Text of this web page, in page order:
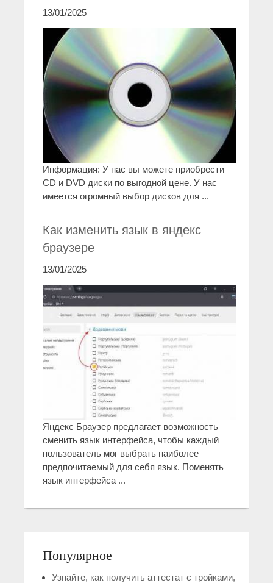
13/01/2025
Информация: У нас вы можете приобрести
CD и DVD диски по выгодной цене. У нас
имеется огромный выбор дисков для ...
Как изменить язык в яндекс
браузере
13/01/2025
Яндекс Браузер предлагает возможность
сменить язык интерфейса, чтобы каждый
пользователь мог выбрать наиболее
предпочитаемый для себя язык. Поменять
язык интерфейса ...
Популярное
Узнайте, как получить аттестат с тройками,